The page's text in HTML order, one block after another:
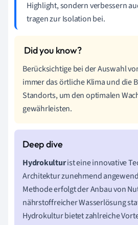
Highlight, sondern verbessern
tragen zur Isolation bei.
Berücksichtige bei der Auswahl
immer das örtliche Klima und die
Standorts, um den optimalen
gewährleisten.
Hydrokulturist eine innovative
Architektur zunehmend
Methode erfolgt der Anbau von
nährstoffreicher Wasserlösung
Hydrokultur bietet zahlreiche